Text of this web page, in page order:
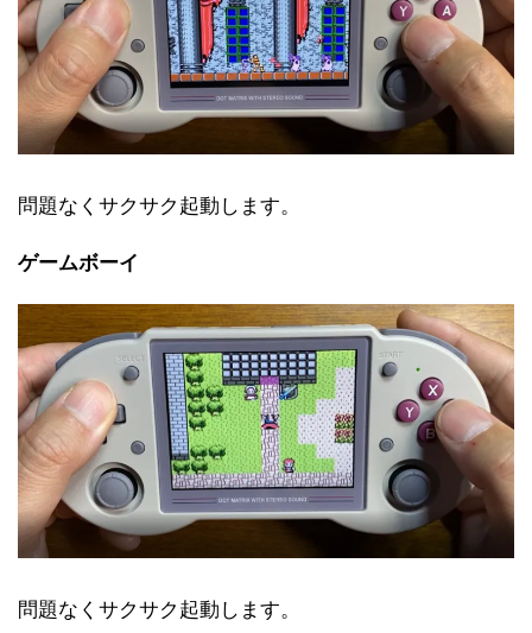
問題なくサクサク起動します。
ゲームボーイ
問題なくサクサク起動します。